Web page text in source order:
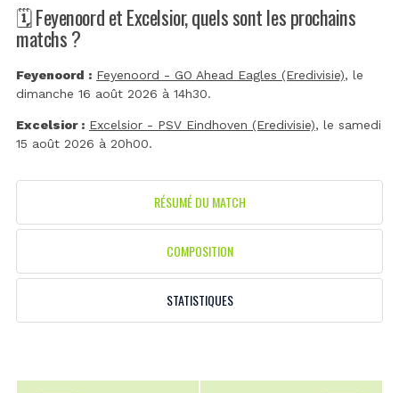
🗓️ Feyenoord et Excelsior, quels sont les prochains
matchs ?
Feyenoord : Feyenoord - GO Ahead Eagles (Eredivisie), le
dimanche 16 août 2026 à 14h30.
Excelsior : Excelsior - PSV Eindhoven (Eredivisie), le samedi
15 août 2026 à 20h00.
RÉSUMÉ DU MATCH
COMPOSITION
STATISTIQUES